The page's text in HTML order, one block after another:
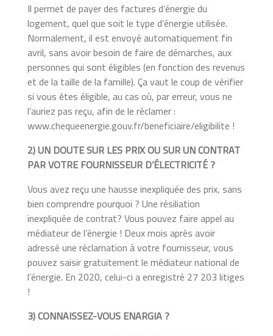
Il permet de payer des factures d’énergie du
logement, quel que soit le type d’énergie utilisée.
Normalement, il est envoyé automatiquement fin
avril, sans avoir besoin de faire de démarches, aux
personnes qui sont éligibles (en fonction des revenus
et de la taille de la famille). Ça vaut le coup de vérifier
si vous êtes éligible, au cas où, par erreur, vous ne
l’auriez pas reçu, afin de le réclamer :
www.chequeenergie.gouv.fr/beneficiaire/eligibilite !
2) UN DOUTE SUR LES PRIX OU SUR UN CONTRAT
PAR VOTRE FOURNISSEUR D’ÉLECTRICITÉ ?
Vous avez reçu une hausse inexpliquée des prix, sans
bien comprendre pourquoi ? Une résiliation
inexpliquée de contrat? Vous pouvez faire appel au
médiateur de l’énergie ! Deux mois après avoir
adressé une réclamation à votre fournisseur, vous
pouvez saisir gratuitement le médiateur national de
l’énergie. En 2020, celui-ci a enregistré 27 203 litiges
!
3) CONNAISSEZ-VOUS ENARGIA ?